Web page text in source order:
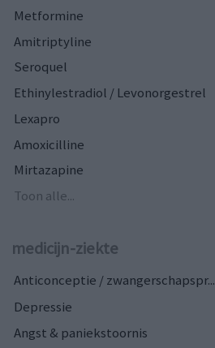
Metformine
Amitriptyline
Seroquel
Ethinylestradiol / Levonorgestrel
Lexapro
Amoxicilline
Mirtazapine
Toon alle...
medicijn-ziekte
Anticonceptie / zwangerschapspr...
Depressie
Angst & paniekstoornis